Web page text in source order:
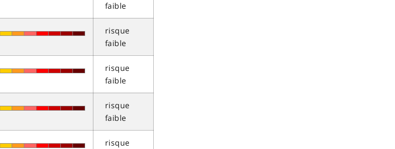
faible
risque
faible
risque
faible
risque
faible
risque